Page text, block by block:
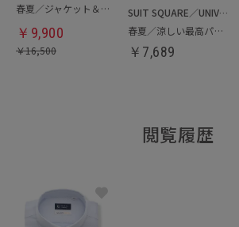
春夏／ジャケット＆パンツセットアップ／洗濯ネット付き
￥ 9,900
￥16,500
SUIT SQUARE／UNIVERSAL LANGUAGE
春夏／涼しい最高パンツ
￥ 7,689
閲覧履歴